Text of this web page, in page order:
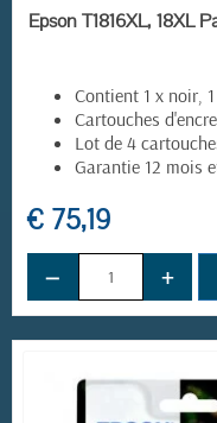
Epson T1816XL, 18XL
Contient 1 x noir,
Cartouches
Lot de 4
Garantie 12 mois
€ 75,19
− +